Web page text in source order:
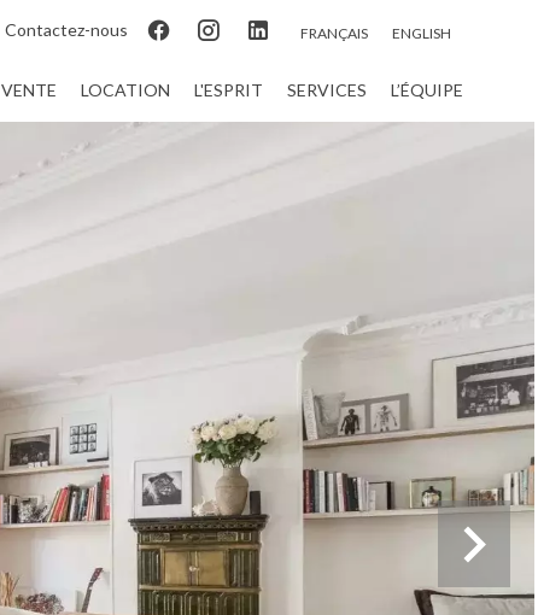
Contactez-nous FRANÇAIS ENGLISH
VENTE LOCATION L'ESPRIT SERVICES L’ÉQUIPE